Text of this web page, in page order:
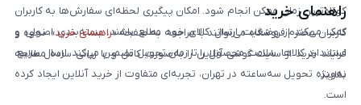
کوتاه‌ترین زمان ممکن انجام شود. امکان پیگیری لحظه‌ای سفارش‌ها به کاربران
کمک می‌کند از وضعیت ارسال کالای خود مطلع باشند. بسته‌بندی اصولی و
استاندارد کالاها، سلامت محصول را تا زمان تحویل تضمین می‌کند. ارسال سریع،
به‌ویژه تحویل سه‌ساعته در تهران، تجربه‌ای متفاوت از خرید آنلاین ایجاد کرده
است.
راهنمای خرید
کاربران محترم فروشگاه می‌توانند با مراجعه به صفحه «راهنمای خرید»، نحوه و
فرایند خرید از سایت گوشی آنلاین را به‌صورت کامل و با زبانی ساده مطالعه
نمایند.